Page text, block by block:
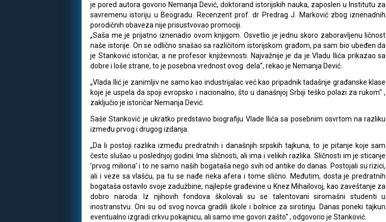
je pored autora govorio Nemanja Dević, doktorand istorijskih nauka, zaposlen u Institutu za
savremenu istoriju u Beogradu. Recenzent prof. dr Predrag J. Marković zbog iznenadnih
porodičnih obaveza nije prisustvovao promociji.
„Saša me je prijatno iznenadio ovom knjigom. Osvetlio je jednu skoro zaboravljenu ličnost
naše istorije. On se odlično snašao sa različitom istorijskom građom, pa sam bio ubeđen da
je Stanković istoričar, a ne profesor književnosti. Najvažnije je da je Vladu Ilića prikazao sa
dobre i loše strane, to je posebna vrednost ovog dela“, rekao je Nemanja Dević.
„Vlada Ilić je zanimljiv ne samo kao industrijalac već kao pripadnik tadašnje građanske klase
koje je uspela da spoji evropsko i nacionalno, što u današnjoj Srbiji teško polazi za rukom“ ,
zaključio je istoričar Nemanja Dević.
Saše Stanković je ukratko predstavio biografiju Vlade Ilića sa posebnim osvrtom na razliku
između prvog i drugog izdanja.
„Da li postoji razlika između predratnih i današnjih srpskih tajkuna, to je pitanje koje sam
često slušao u poslednjoj godini. Ima sličnosti, ali ima i velikih razlika. Sličnosti im je sticanje
’prvog miliona’ i to ne samo naših bogataša nego svih od antike do danas. Postojali su rizici,
ali i veze sa vlašću, pa tu se nađe neka afera i tome slično. Međutim, dosta je predratnih
bogataša ostavilo svoje zadužbine, najlepše građevine u Knez Mihailovoj, kao zaveštanje za
dobro naroda. Iz njihovih fondova školovali su se talentovani siromašni studenti u
inostranstvu. Oni su od svog novca gradili škole i bolnice za sirotinju. Danas poneki tajkun
eventualno izgradi crkvu pokajnicu, ali samo ime govori zašto“ , odgovorio je Stanković.